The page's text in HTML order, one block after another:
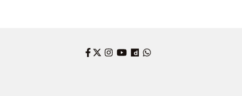
Facebook
Twitter
Instagram
YouTube
Dailymotion